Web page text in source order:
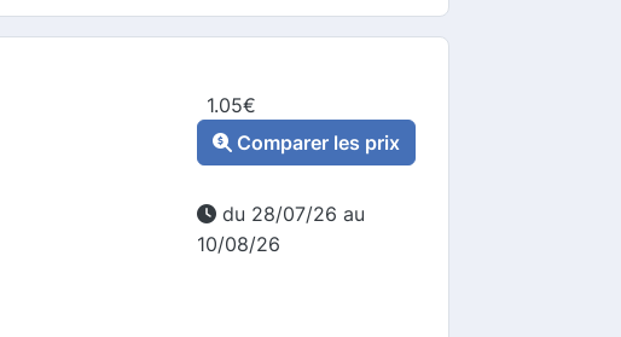
1.05€
Comparer les prix
du 28/07/26 au
10/08/26